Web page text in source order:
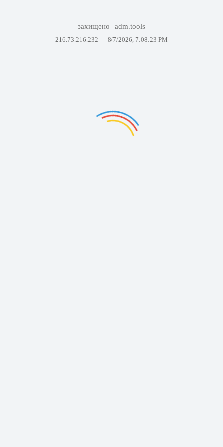
захищено adm.tools
216.73.216.232 — 8/7/2026, 7:08:23 PM